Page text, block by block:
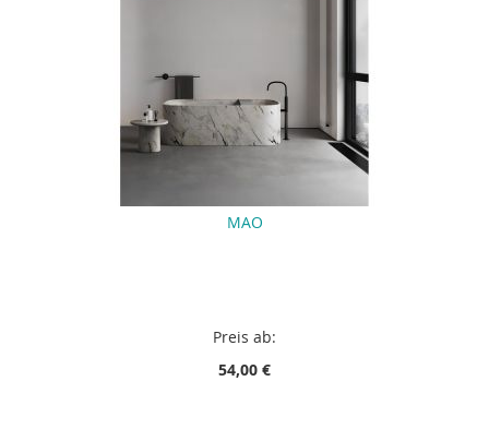
MAO
Preis ab:
54,00 €